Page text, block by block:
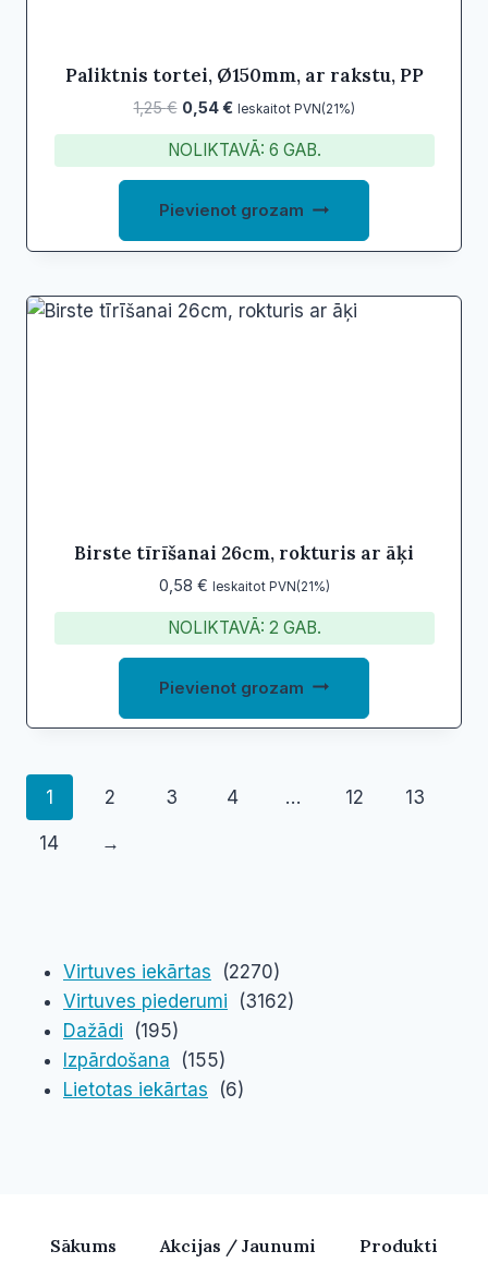
Paliktnis tortei, Ø150mm, ar rakstu, PP
1,25€ Original
price
was:
1,25 €.
0,54€Current
price
is:
0,54 €.
Ieskaitot PVN(21%)
NOLIKTAVĀ: 6 GAB.
Pievienot grozam
Birste tīrīšanai 26cm, rokturis ar āķi
0,58 € Ieskaitot PVN(21%)
NOLIKTAVĀ: 2 GAB.
Pievienot grozam
1 2 3 4 … 12 13
14 →
Virtuves iekārtas
(2270)
Virtuves piederumi
(3162)
Dažādi
(195)
Izpārdošana
(155)
Lietotas iekārtas
(6)
Sākums Akcijas / Jaunumi
Produkti